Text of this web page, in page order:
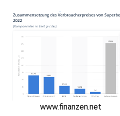
www.finanzen.net